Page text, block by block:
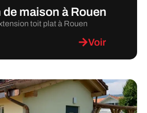
maison à Rouen
toit plat à Rouen
Voir